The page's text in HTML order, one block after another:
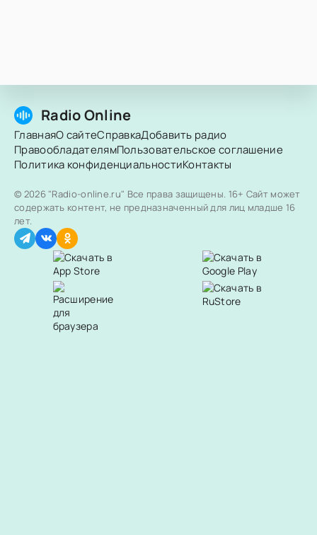
Radio Online
ГлавнаяО сайтеСправкаДобавить радио
ПравообладателямПользовательское соглашение
Политика конфиденциальностиКонтакты
© 2026 "Radio-online.ru" Все права защищены. 16+ Сайт может
содержать контент, не предназначенный для лиц младше 16
лет.